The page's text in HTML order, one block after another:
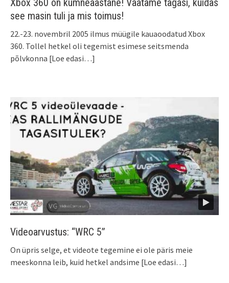
Xbox 360 on kümneaastane! Vaatame tagasi, kuidas
see masin tuli ja mis toimus!
22.-23. novembril 2005 ilmus müügile kauaoodatud Xbox
360. Tollel hetkel oli tegemist esimese seitsmenda
põlvkonna [Loe edasi…]
Videoarvustus: “WRC 5”
On üpris selge, et videote tegemine ei ole päris meie
meeskonna leib, kuid hetkel andsime [Loe edasi…]